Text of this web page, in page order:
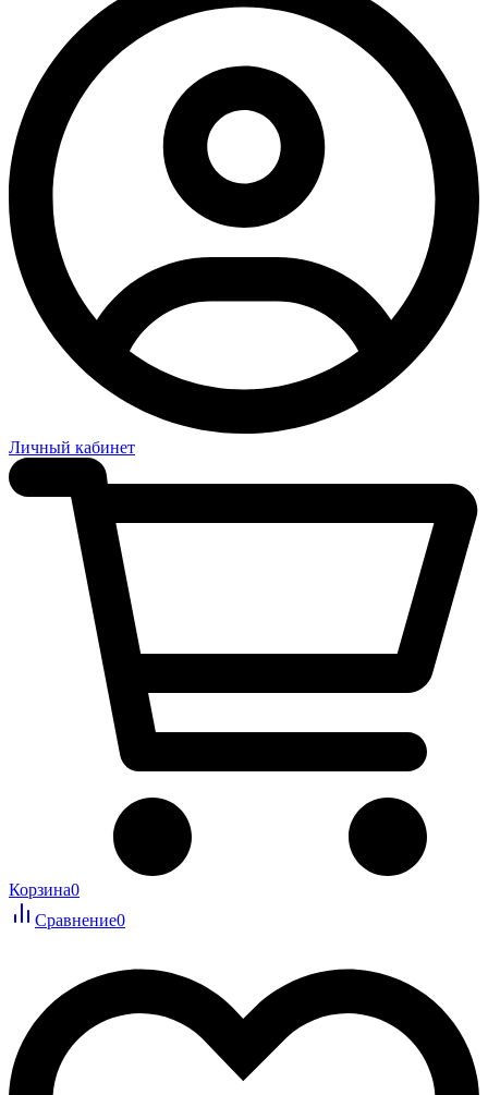
Личный кабинет
Корзина0
Сравнение0